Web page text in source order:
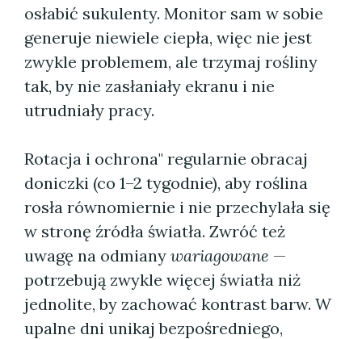
osłabić sukulenty. Monitor sam w sobie
generuje niewiele ciepła, więc nie jest
zwykle problemem, ale trzymaj rośliny
tak, by nie zasłaniały ekranu i nie
utrudniały pracy.
Rotacja i ochrona" regularnie obracaj
doniczki (co 1–2 tygodnie), aby roślina
rosła równomiernie i nie przechylała się
w stronę źródła światła. Zwróć też
uwagę na odmiany wariagowane —
potrzebują zwykle więcej światła niż
jednolite, by zachować kontrast barw. W
upalne dni unikaj bezpośredniego,